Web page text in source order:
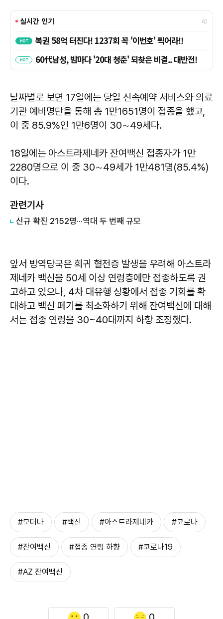
날짜별로 보면 17일에는 당일 신속예약 서비스와 의료
기관 예비명단을 통해 총 1만1651명이 접종을 했고,
이 중 85.9%인 1만6명이 30∼49세다.
18일에는 아스트라제네카 잔여백신 접종자가 1만
2280명으로 이 중 30∼49세가 1만481명(85.4%)
이다.
관련기사
신규 확진 2152명···역대 두 번째 규모
앞서 방역당국은 희귀 혈전증 발생을 우려해 아스트라
제네카 백신을 50세 이상 연령층에만 접종하도록 권
고하고 있으나, 4차 대유행 상황에서 접종 기회를 확
대하고 백신 폐기를 최소화하기 위해 잔여백신에 대해
서는 접종 연령을 30~40대까지 하향 조정했다.
#모더나 #백신 #아스트라제네카 #코로나
#잔여백신 #접종 연령 하향 #코로나19
#AZ 잔여백신